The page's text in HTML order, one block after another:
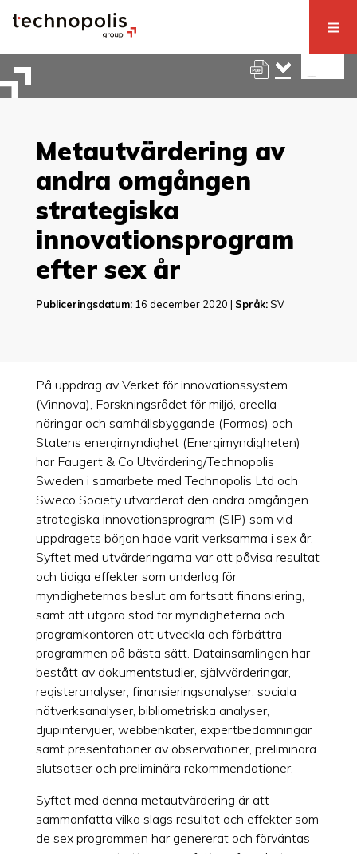
Metautvärdering av
andra omgången
strategiska
innovationsprogram
efter sex år
Publiceringsdatum:16 december 2020 | Språk:SV
På uppdrag av Verket för innovationssystem
(Vinnova), Forskningsrådet för miljö, areella
näringar och samhällsbyggande (Formas) och
Statens energimyndighet (Energimyndigheten)
har Faugert & Co Utvärdering/Technopolis
Sweden i samarbete med Technopolis Ltd och
Sweco Society utvärderat den andra omgången
strategiska innovationsprogram (SIP) som vid
uppdragets början hade varit verksamma i sex år.
Syftet med utvärderingarna var att påvisa resultat
och tidiga effekter som underlag för
myndigheternas beslut om fortsatt finansiering,
samt att utgöra stöd för myndigheterna och
programkontoren att utveckla och förbättra
programmen på bästa sätt. Datainsamlingen har
bestått av dokumentstudier, självvärderingar,
registeranalyser, finansieringsanalyser, sociala
nätverksanalyser, bibliometriska analyser,
djupintervjuer, webbenkäter, expertbedömningar
samt presentationer av observationer, preliminära
slutsatser och preliminära rekommendationer.
Syftet med denna metautvärdering är att
sammanfatta vilka slags resultat och effekter som
de sex programmen har genererat och förväntas